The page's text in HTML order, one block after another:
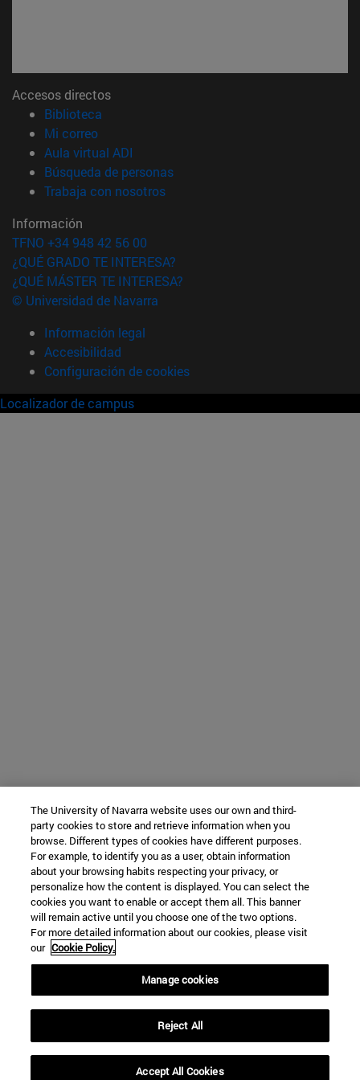
Accesos directos
Biblioteca
Mi correo(abre en nueva ventana)
Aula virtual ADI
Búsqueda de personas(abre en nueva ventana)
Trabaja con nosotros(abre en nueva ventana)
Información
TFNO +34 948 42 56 00
¿QUÉ GRADO TE INTERESA?
¿QUÉ MÁSTER TE INTERESA?
© Universidad de Navarra
Información legal
Accesibilidad
Configuración de cookies
Localizador de campus
The University of Navarra website uses our own and third-
party cookies to store and retrieve information when you
browse. Different types of cookies have different purposes.
For example, to identify you as a user, obtain information
about your browsing habits respecting your privacy, or
personalize how the content is displayed. You can select the
cookies you want to enable or accept them all. This banner
will remain active until you choose one of the two options.
For more detailed information about our cookies, please visit
our Cookie Policy.
Manage cookies
Reject All
Accept All Cookies